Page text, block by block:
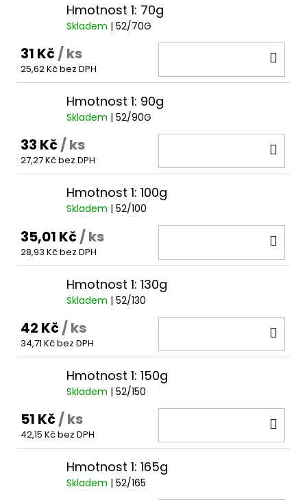
Hmotnost 1: 70g
Skladem | 52/70G
31 Kč/ ks
25,62 Kč bez DPH
Hmotnost 1: 90g
Skladem | 52/90G
33 Kč/ ks
27,27 Kč bez DPH
Hmotnost 1: 100g
Skladem | 52/100
35,01 Kč/ ks
28,93 Kč bez DPH
Hmotnost 1: 130g
Skladem | 52/130
42 Kč/ ks
34,71 Kč bez DPH
Hmotnost 1: 150g
Skladem | 52/150
51 Kč/ ks
42,15 Kč bez DPH
Hmotnost 1: 165g
Skladem | 52/165
m
e